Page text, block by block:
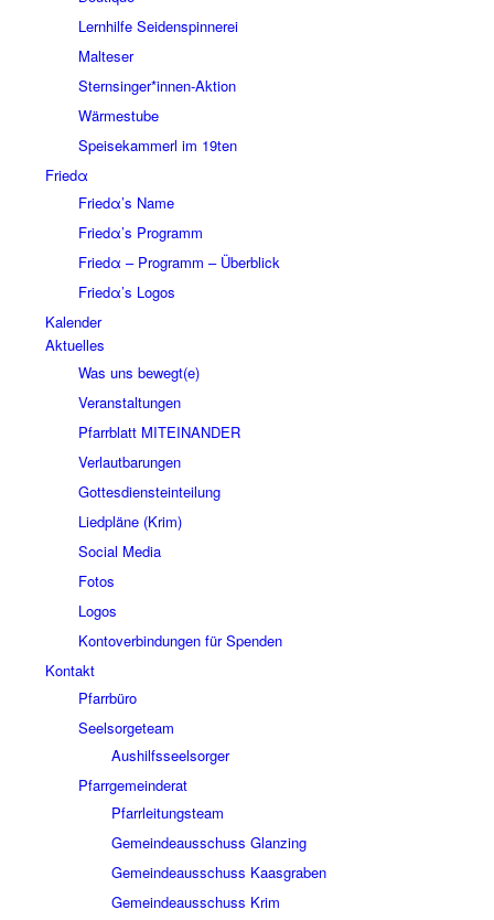
Lernhilfe Seidenspinnerei
Malteser
Sternsinger*innen-Aktion
Wärmestube
Speisekammerl im 19ten
Friedα
Friedα’s Name
Friedα’s Programm
Friedα – Programm – Überblick
Friedα’s Logos
Kalender
Aktuelles
Was uns bewegt(e)
Veranstaltungen
Pfarrblatt MITEINANDER
Verlautbarungen
Gottesdiensteinteilung
Liedpläne (Krim)
Social Media
Fotos
Logos
Kontoverbindungen für Spenden
Kontakt
Pfarrbüro
Seelsorgeteam
Aushilfsseelsorger
Pfarrgemeinderat
Pfarrleitungsteam
Gemeindeausschuss Glanzing
Gemeindeausschuss Kaasgraben
Gemeindeausschuss Krim